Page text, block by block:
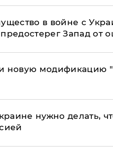
в войне с
Запад от
новую модификацию
нужно делать,